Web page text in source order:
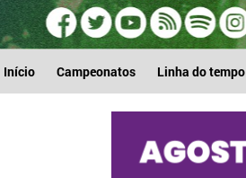
Início Campeonatos Linha do tempo